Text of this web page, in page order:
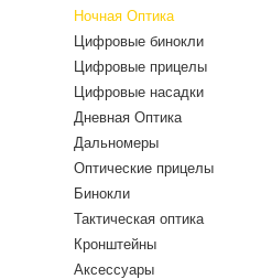
Ночная Оптика
Цифровые бинокли
Цифровые прицелы
Цифровые насадки
Дневная Оптика
Дальномеры
Оптические прицелы
Бинокли
Тактическая оптика
Кронштейны
Аксессуары